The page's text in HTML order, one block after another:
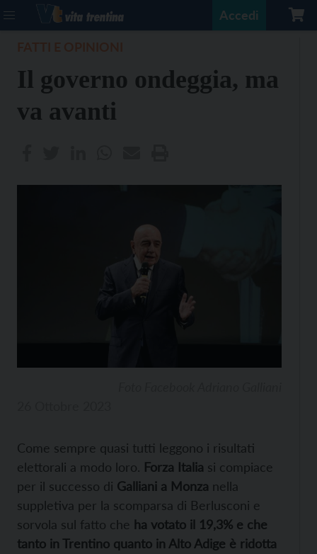
Accedi
Il governo ondeggia, ma
va avanti
Come sempre quasi tutti leggono i risultati
elettorali a modo loro. Forza Italia si compiace
per il successo di Galliani a Monza nella
suppletiva per la scomparsa di Berlusconi e
sorvola sul fatto che ha votato il 19,3% e che
tanto in Trentino quanto in Alto Adige è ridotta